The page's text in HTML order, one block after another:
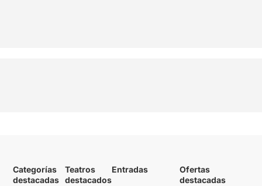
Categorías
destacadas
Teatros
destacados
Entradas
Ofertas
destacadas